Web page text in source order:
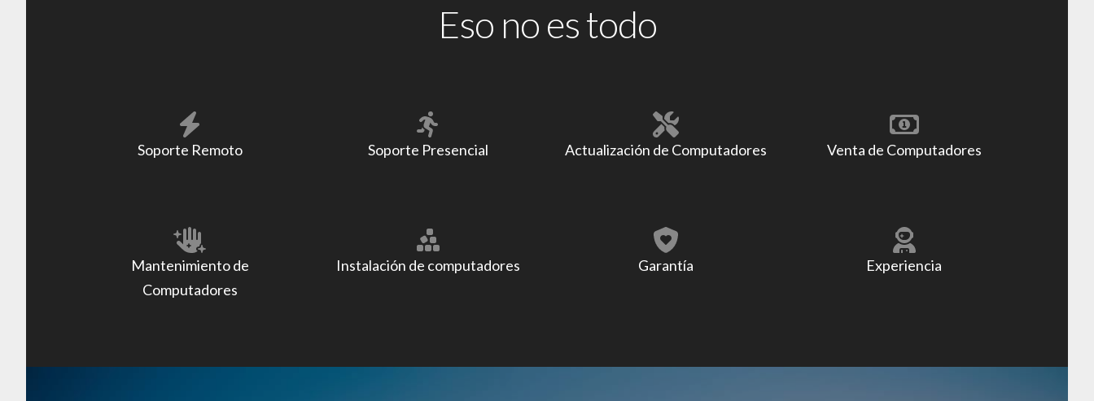
Eso no es todo
Soporte Remoto Soporte Presencial Actualización de Computadores Venta de Computadores
Mantenimiento de
Computadores
Instalación de computadores Garantía Experiencia